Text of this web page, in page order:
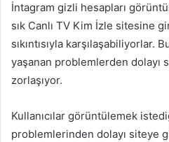
İntagram gizli hesapları
sık Canlı TV Kim İzle sitesine
sıkıntısıyla karşılaşabiliyorlar.
yaşanan problemlerden dolayı
zorlaşıyor.
Kullanıcılar görüntülemek
problemlerinden dolayı siteye